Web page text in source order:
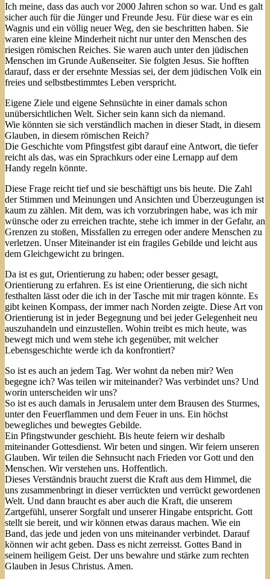
Ich meine, dass das auch vor 2000 Jahren schon so war. Und es galt
sicher auch für die Jünger und Freunde Jesu. Für diese war es ein
Wagnis und ein völlig neuer Weg, den sie beschritten haben. Sie
waren eine kleine Minderheit nicht nur unter den Menschen des
riesigen römischen Reiches. Sie waren auch unter den jüdischen
Menschen im Grunde Außenseiter. Sie folgten Jesus. Sie hofften
darauf, dass er der ersehnte Messias sei, der dem jüdischen Volk ein
freies und selbstbestimmtes Leben verspricht.
Eigene Ziele und eigene Sehnsüchte in einer damals schon
unübersichtlichen Welt. Sicher sein kann sich da niemand.
Wie könnten sie sich verständlich machen in dieser Stadt, in diesem
Glauben, in diesem römischen Reich?
Die Geschichte vom Pfingstfest gibt darauf eine Antwort, die tiefer
reicht als das, was ein Sprachkurs oder eine Lernapp auf dem
Handy regeln könnte.
Diese Frage reicht tief und sie beschäftigt uns bis heute. Die Zahl
der Stimmen und Meinungen und Ansichten und Überzeugungen ist
kaum zu zählen. Mit dem, was ich vorzubringen habe, was ich mir
wünsche oder zu erreichen trachte, stehe ich immer in der Gefahr, an
Grenzen zu stoßen, Missfallen zu erregen oder andere Menschen zu
verletzen. Unser Miteinander ist ein fragiles Gebilde und leicht aus
dem Gleichgewicht zu bringen.
Da ist es gut, Orientierung zu haben; oder besser gesagt,
Orientierung zu erfahren. Es ist eine Orientierung, die sich nicht
festhalten lässt oder die ich in der Tasche mit mir tragen könnte. Es
gibt keinen Kompass, der immer nach Norden zeigte. Diese Art von
Orientierung ist in jeder Begegnung und bei jeder Gelegenheit neu
auszuhandeln und einzustellen. Wohin treibt es mich heute, was
bewegt mich und wem stehe ich gegenüber, mit welcher
Lebensgeschichte werde ich da konfrontiert?
So ist es auch an jedem Tag. Wer wohnt da neben mir? Wen
begegne ich? Was teilen wir miteinander? Was verbindet uns? Und
worin unterscheiden wir uns?
So ist es auch damals in Jerusalem unter dem Brausen des Sturmes,
unter den Feuerflammen und dem Feuer in uns. Ein höchst
bewegliches und bewegtes Gebilde.
Ein Pfingstwunder geschieht. Bis heute feiern wir deshalb
miteinander Gottesdienst. Wir beten und singen. Wir feiern unseren
Glauben. Wir teilen die Sehnsucht nach Frieden vor Gott und den
Menschen. Wir verstehen uns. Hoffentlich.
Dieses Verständnis braucht zuerst die Kraft aus dem Himmel, die
uns zusammenbringt in dieser verrückten und verrückt gewordenen
Welt. Und dann braucht es aber auch die Kraft, die unserem
Zartgefühl, unserer Sorgfalt und unserer Hingabe entspricht. Gott
stellt sie bereit, und wir können etwas daraus machen. Wie ein
Band, das jede und jeden von uns miteinander verbindet. Darauf
können wir acht geben. Dass es nicht zerreisst. Gottes Band in
seinem heiligem Geist. Der uns bewahre und stärke zum rechten
Glauben in Jesus Christus. Amen.